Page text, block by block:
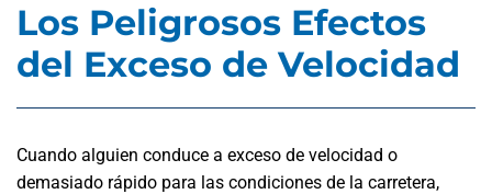
Los Peligrosos Efectos
del Exceso de Velocidad
Cuando alguien conduce a exceso de velocidad o
demasiado rápido para las condiciones de la carretera,